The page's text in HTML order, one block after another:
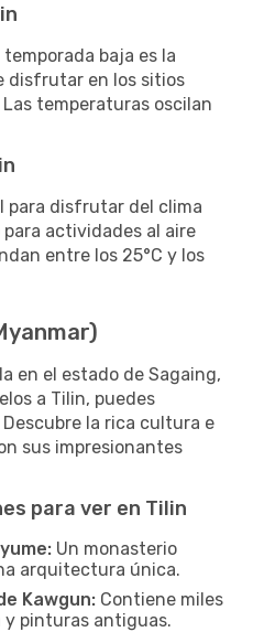
baja es la
disfrutar en los sitios
temperaturas oscilan
para disfrutar del clima
actividades al aire
entre los 25°C y los
en el estado de Sagaing,
a Tilin, puedes
la rica cultura e
sus impresionantes
para ver en Tilin
Un monasterio
arquitectura única.
Kawgun: Contiene miles
y pinturas antiguas.